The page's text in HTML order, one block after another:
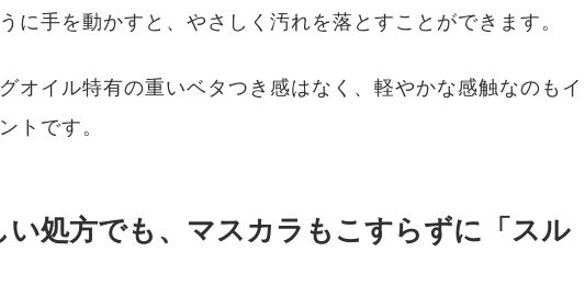
に手を動かすと、やさしく汚れを落とすことができます。
オイル特有の重いベタつき感はなく、軽やかな感触なのもイ
トです。
い処方でも、マスカラもこすらずに「スル